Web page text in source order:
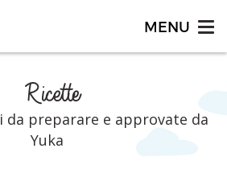
Ricette
da preparare e approvate da
Yuka